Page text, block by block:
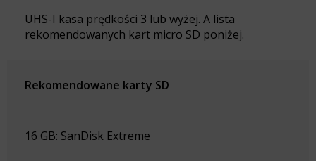
UHS-I kasa prędkości 3 lub wyżej. A lista
rekomendowanych kart micro SD poniżej.
Rekomendowane karty SD
16 GB: SanDisk Extreme